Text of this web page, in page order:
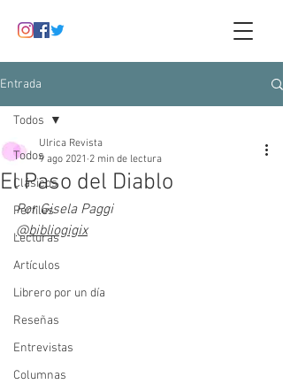
Entrada
Todos
Clásicos
Perfiles
Lecturas
Artículos
Librero por un día
Reseñas
Entrevistas
Columnas
Todos
El Paso del Diablo
Ulrica Revista
9 ago 2021 2 min de lectura
Por Gisela Paggi
@bibliogigix